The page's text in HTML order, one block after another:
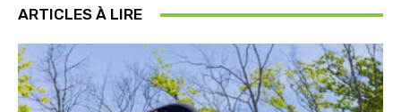
ARTICLES À LIRE